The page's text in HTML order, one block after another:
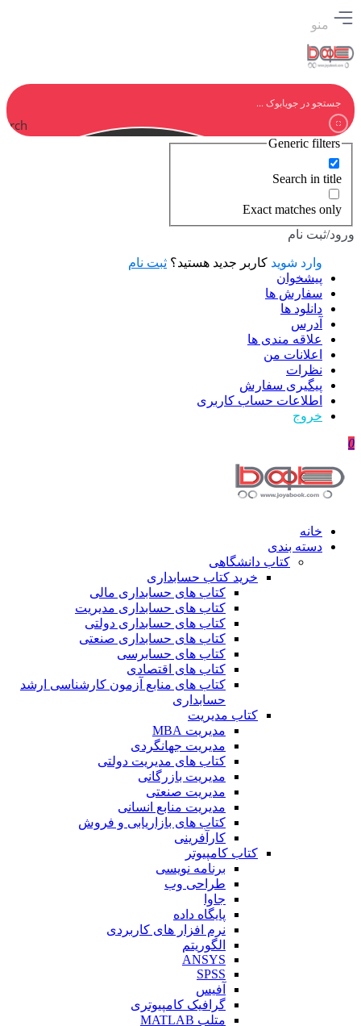
منو
Generic filters
Search in title
Exact matches only
ورود/ثبت نام
وارد شوید کاربر جدید هستید؟ ثبت نام
پیشخوان
سفارش ها
دانلود ها
آدرس
علاقه مندی ها
اعلانات من
نظرات
پیگیری سفارش
اطلاعات حساب كاربری
خروج
0
خانه
دسته بندی
کتاب دانشگاهی
خرید کتاب حسابداری
کتاب های حسابداری مالی
کتاب های حسابداری مدیریت
کتاب های حسابداری دولتی
کتاب های حسابداری صنعتی
کتاب های حسابرسی
کتاب های اقتصادی
کتاب های منابع آزمون کارشناسی ارشد
حسابداری
کتاب مدیریت
مدیریت MBA
مدیریت جهانگردی
کتاب های مدیریت دولتی
مدیریت بازرگانی
مدیریت صنعتی
مدیریت منابع انسانی
کتاب های بازاریابی و فروش
کارآفرینی
کتاب کامپیوتر
برنامه نویسی
طراحی وب
جاوا
پایگاه داده
نرم افزار های کاربردی
الگوریتم
ANSYS
SPSS
آفیس
گرافیک کامپیوتری
متلب MATLAB